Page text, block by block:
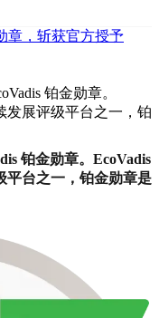
章，斩获官方授予
铂金勋章。
发展评级平台之一，铂
铂金勋章。EcoVadis
平台之一，铂金勋章是